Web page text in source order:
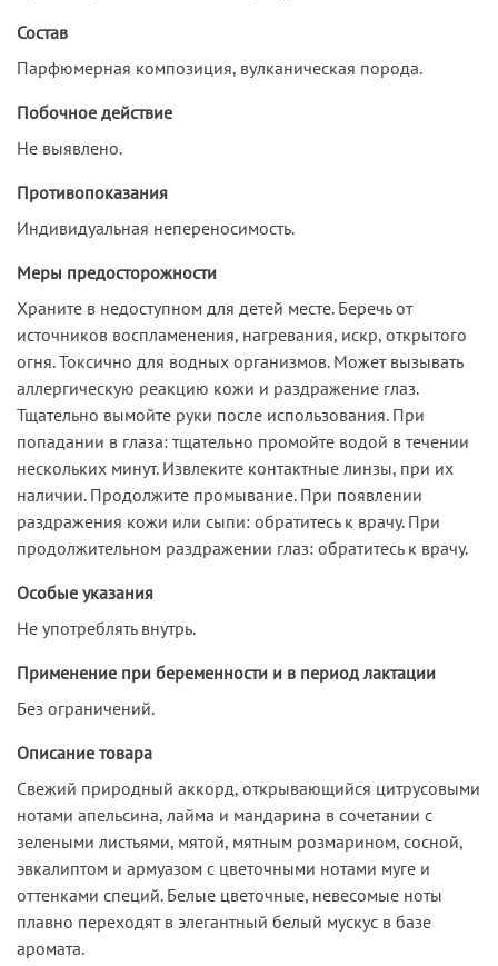
Состав
Парфюмерная композиция, вулканическая порода.
Побочное действие
Не выявлено.
Противопоказания
Индивидуальная непереносимость.
Меры предосторожности
Храните в недоступном для детей месте. Беречь от
источников воспламенения, нагревания, искр, открытого
огня. Токсично для водных организмов. Может вызывать
аллергическую реакцию кожи и раздражение глаз.
Тщательно вымойте руки после использования. При
попадании в глаза: тщательно промойте водой в течении
нескольких минут. Извлеките контактные линзы, при их
наличии. Продолжите промывание. При появлении
раздражения кожи или сыпи: обратитесь к врачу. При
продолжительном раздражении глаз: обратитесь к врачу.
Особые указания
Не употреблять внутрь.
Применение при беременности и в период лактации
Без ограничений.
Описание товара
Свежий природный аккорд, открывающийся цитрусовыми
нотами апельсина, лайма и мандарина в сочетании с
зелеными листьями, мятой, мятным розмарином, сосной,
эвкалиптом и армуазом с цветочными нотами муге и
оттенками специй. Белые цветочные, невесомые ноты
плавно переходят в элегантный белый мускус в базе
аромата.